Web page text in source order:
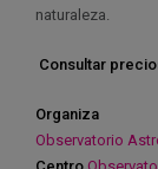
naturaleza.
Consultar
Organiza
Observatorio